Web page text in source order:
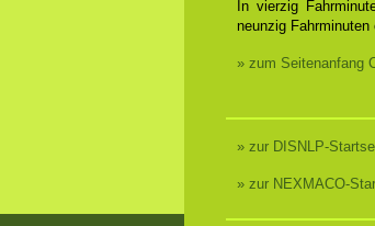
In vierzig
neunzig Fahrminuten
» zum Seitenanfang
» zur DISNLP-
» zur NEXMACO-